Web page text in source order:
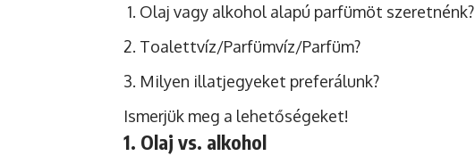
Olaj vagy alkohol alapú parfümöt szeretnénk?
Toalettvíz/Parfümvíz/Parfüm?
Milyen illatjegyeket preferálunk?
Ismerjük meg a lehetőségeket!
1. Olaj vs. alkohol